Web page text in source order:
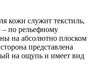
кожи служит текстиль,
– по рельефному
на абсолютно плоском
представлена
на ощупь и имеет вид